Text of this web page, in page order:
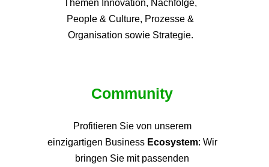
Themen Innovation, Nachfolge,
People & Culture, Prozesse &
Organisation sowie Strategie.
Community
Profitieren Sie von unserem
einzigartigen Business Ecosystem: Wir
bringen Sie mit passenden